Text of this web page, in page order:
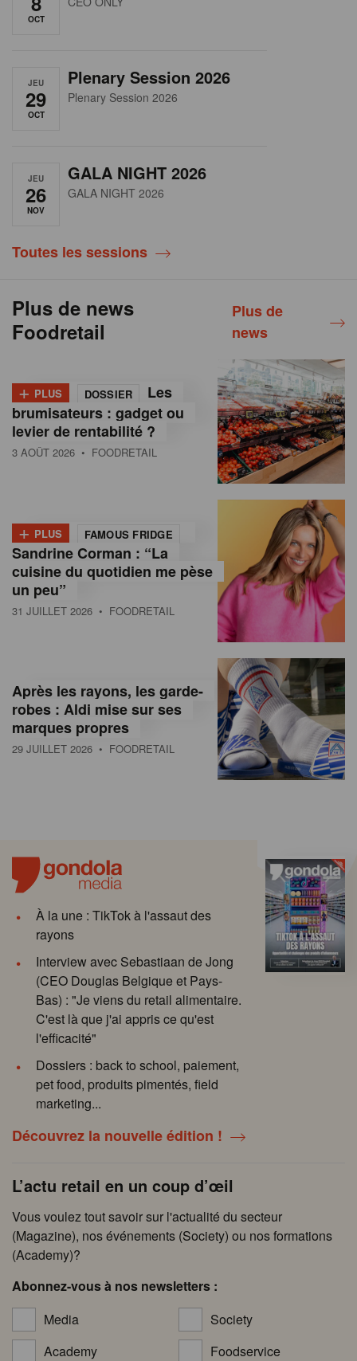
OCT
JEU
29
OCT
Plenary Session 2026
Plenary Session 2026
JEU
26
NOV
GALA NIGHT 2026
GALA NIGHT 2026
Toutes les sessions
Plus de news
Foodretail
Plus de
news
+ PLUS DOSSIER
Les
brumisateurs : gadget ou
levier de rentabilité ?
3 AOÛT 2026 • FOODRETAIL
+ PLUS FAMOUS FRIDGE
Sandrine Corman : “La
cuisine du quotidien me pèse
un peu”
31 JUILLET 2026 • FOODRETAIL
Après les rayons, les garde-
robes : Aldi mise sur ses
marques propres
29 JUILLET 2026 • FOODRETAIL
À la une : TikTok à l'assaut des
rayons
Interview avec Sebastiaan de Jong
(CEO Douglas Belgique et Pays-
Bas) : "Je viens du retail alimentaire.
C'est là que j'ai appris ce qu'est
l'efficacité"
Dossiers : back to school, paiement,
pet food, produits pimentés, field
marketing...
Découvrez la nouvelle édition !
L’actu retail en un coup d’œil
Vous voulez tout savoir sur l'actualité du secteur
(Magazine), nos événements (Society) ou nos formations
(Academy)?
Abonnez-vous à nos newsletters :
Media
Society
Academy
Foodservice